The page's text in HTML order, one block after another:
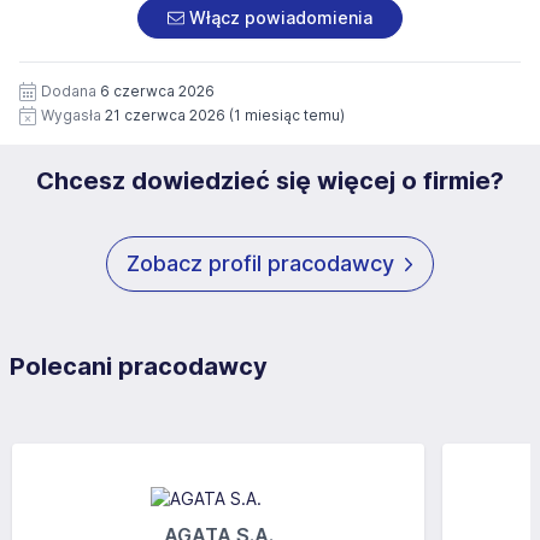
pod numerem 33 816 64 09 lub pisemnie na adres
siedziby administratora.
https://www.workprofit.pl/klauzula-informacyjna.html
załączonych dokumentach aplikacyjnych (w tym
wizerunku), na potrzeby przyszłych rekrutacji przez okres
12 miesięcy. Zgoda jest dobrowolna i może być w każdym
czasie wycofana.
Włącz powiadomienia
Dodana 6 czerwca 2026
Wygasła 21 czerwca 2026 (1 miesiąc temu)
Chcesz dowiedzieć się więcej o firmie?
Zobacz profil pracodawcy
Polecani pracodawcy